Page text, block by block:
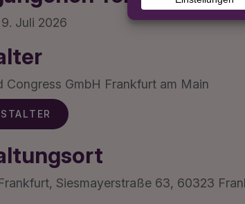
Juli 2026
Congress GmbH Frankfurt am Main
Siesmayerstraße 63, 60323